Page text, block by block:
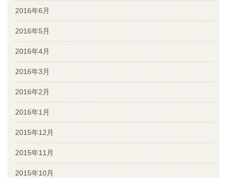
2016年6月
2016年5月
2016年4月
2016年3月
2016年2月
2016年1月
2015年12月
2015年11月
2015年10月